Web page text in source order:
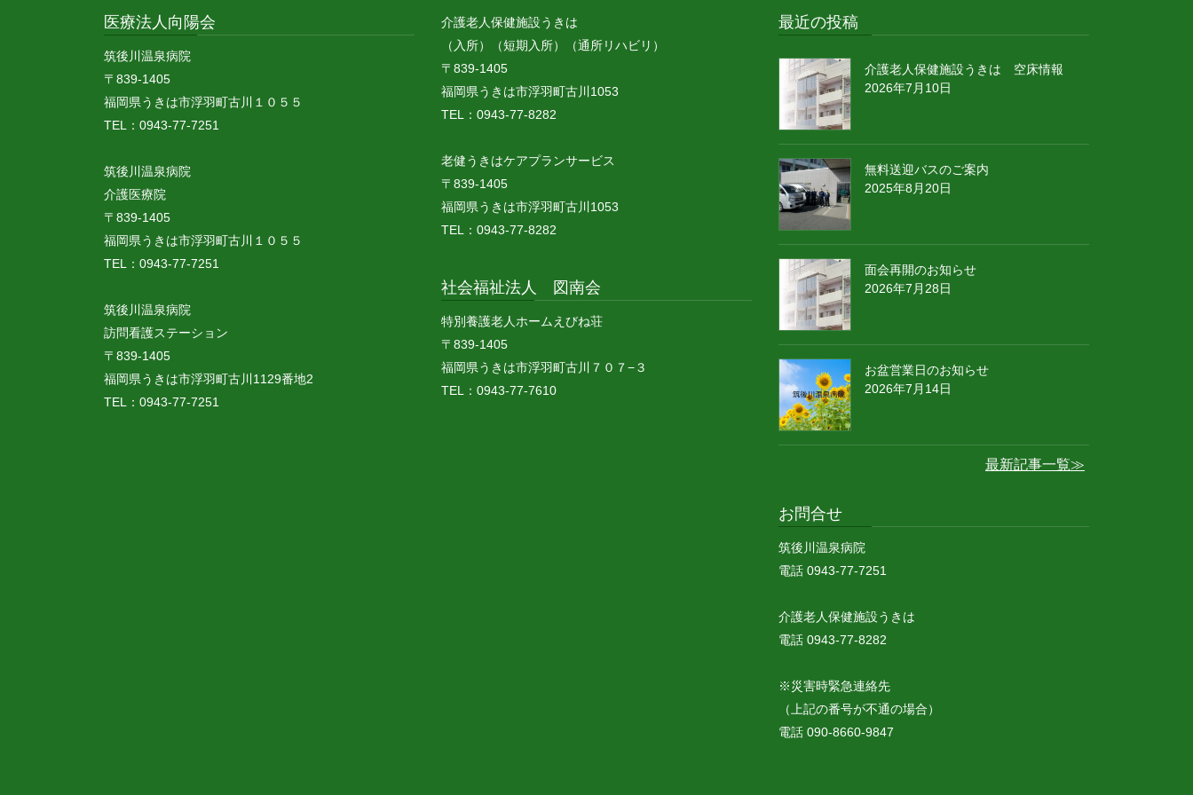
医療法人向陽会
筑後川温泉病院
〒839-1405
福岡県うきは市浮羽町古川１０５５
TEL：0943-77-7251
筑後川温泉病院
介護医療院
〒839-1405
福岡県うきは市浮羽町古川１０５５
TEL：0943-77-7251
筑後川温泉病院
訪問看護ステーション
〒839-1405
福岡県うきは市浮羽町古川1129番地2
TEL：0943-77-7251
介護老人保健施設うきは
（入所）（短期入所）（通所リハビリ）
〒839-1405
福岡県うきは市浮羽町古川1053
TEL：0943-77-8282
老健うきはケアプランサービス
〒839-1405
福岡県うきは市浮羽町古川1053
TEL：0943-77-8282
社会福祉法人 図南会
特別養護老人ホームえびね荘
〒839-1405
福岡県うきは市浮羽町古川７０７−３
TEL：0943-77-7610
最近の投稿
介護老人保健施設うきは 空床情報
2026年7月10日
無料送迎バスのご案内
2025年8月20日
面会再開のお知らせ
2026年7月28日
お盆営業日のお知らせ
2026年7月14日
最新記事一覧≫
お問合せ
筑後川温泉病院
電話 0943-77-7251
介護老人保健施設うきは
電話 0943-77-8282
※災害時緊急連絡先
（上記の番号が不通の場合）
電話 090-8660-9847